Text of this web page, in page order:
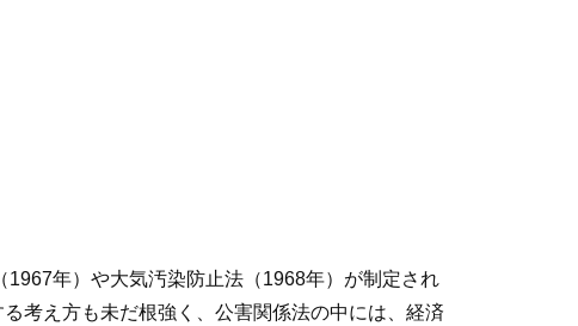
年）や大気汚染防止法（1968年）が制定され
考え方も未だ根強く、公害関係法の中には、経済